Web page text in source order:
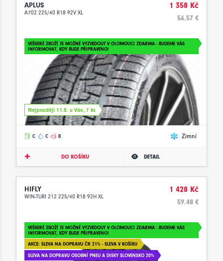
APLUS
A702 225/40 R18 92V XL
1 358 Kč
56.57 €
VEŠKERÉ ZBOŽÍ JE MOŽNÉ VYZVEDOUT V OLOMOUCI ZDARMA - BUDEME VÁS
INFORMOVAT, KDY BUDE PŘIPRAVENO!
Nejpozději 11.8. u Vás, 7 ks
C C B Zimní
DO KOŠÍKU DETAIL
HIFLY
WIN-TURI 212 225/40 R18 92H XL
1 428 Kč
59.48 €
VEŠKERÉ ZBOŽÍ JE MOŽNÉ VYZVEDOUT V OLOMOUCI ZDARMA - BUDEME VÁS
INFORMOVAT, KDY BUDE PŘIPRAVENO!
AKCE: SLEVA NA DOPRAVU ČR 21% - SLEVA V KOŠÍKU
SLEVA NA DOPRAVU OSOBNÍ PNEU A DISKY SLOVENSKO 20%